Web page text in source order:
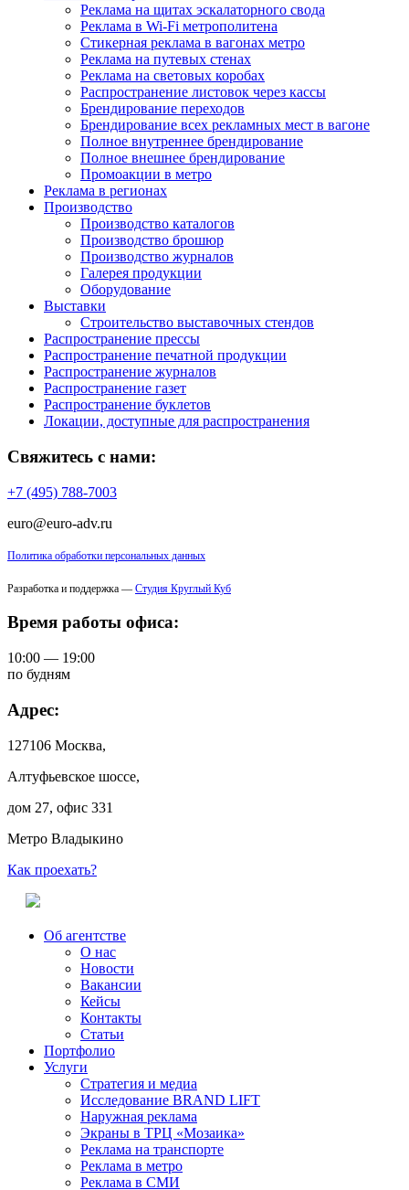
Реклама на щитах эскалаторного свода
Реклама в Wi-Fi метрополитена
Стикерная реклама в вагонах метро
Реклама на путевых стенах
Реклама на световых коробах
Распространение листовок через кассы
Брендирование переходов
Брендирование всех рекламных мест в вагоне
Полное внутреннее брендирование
Полное внешнее брендирование
Промоакции в метро
Реклама в регионах
Производство
Производство каталогов
Производство брошюр
Производство журналов
Галерея продукции
Оборудование
Выставки
Строительство выставочных стендов
Распространение прессы
Распространение печатной продукции
Распространение журналов
Распространение газет
Распространение буклетов
Локации, доступные для распространения
Свяжитесь с нами:
+7 (495) 788-7003
euro@euro-adv.ru
Политика обработки персональных данных
Разработка и поддержка — Студия Круглый Куб
Время работы офиса:
10:00 — 19:00
по будням
Адрес:
127106 Москва,
Алтуфьевское шоссе,
дом 27, офис 331
Метро Владыкино
Как проехать?
Об агентстве
О нас
Новости
Вакансии
Кейсы
Контакты
Статьи
Портфолио
Услуги
Стратегия и медиа
Исследование BRAND LIFT
Наружная реклама
Экраны в ТРЦ «Мозаика»
Реклама на транспорте
Реклама в метро
Реклама в СМИ